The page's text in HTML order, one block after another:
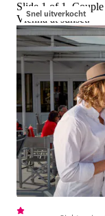
Snel uitverkocht
Slide 1 of 1,
Vienna at sunset.